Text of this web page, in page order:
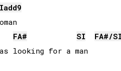
add9
FA#
SI FA#/SI
looking for a man